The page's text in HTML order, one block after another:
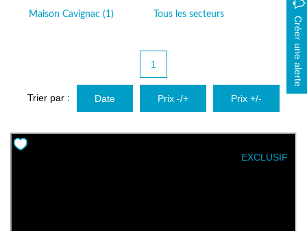
GESTION LOCATIVE
Honoraires
Avis Clients
Maison Cavignac (1) Tous les secteurs
Créer une alerte
1
Trier par : Date Prix -/+ Prix +/-
EXCLUSIF